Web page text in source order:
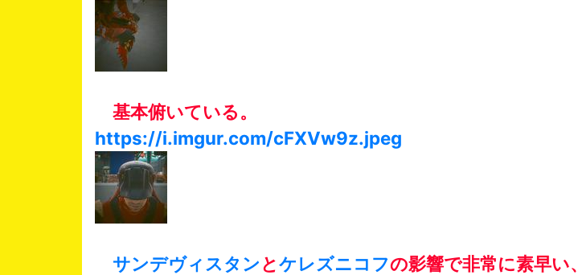
基本俯いている。
https://i.imgur.com/cFXVw9z.jpeg
サンデヴィスタンとケレズニコフの影響で非常に素早い、